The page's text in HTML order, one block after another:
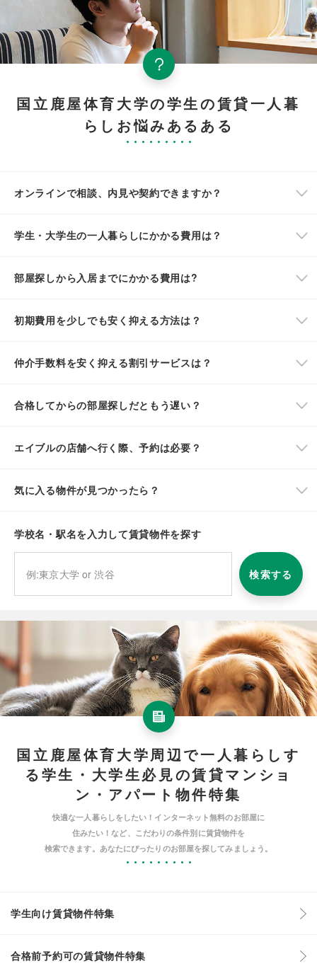
国立鹿屋体育大学の学生の賃貸一人暮
らしお悩みあるある
オンラインで相談、内見や契約できますか？
学生・大学生の一人暮らしにかかる費用は？
部屋探しから入居までにかかる費用は?
初期費用を少しでも安く抑える方法は？
仲介手数料を安く抑える割引サービスは？
合格してからの部屋探しだともう遅い？
エイブルの店舗へ行く際、予約は必要？
気に入る物件が見つかったら？
学校名・駅名を入力して賃貸物件を探す
検索する
国立鹿屋体育大学周辺で一人暮らしす
る学生・大学生必見の賃貸マンショ
ン・アパート物件特集
快適な一人暮らしをしたい！インターネット無料のお部屋に
住みたい！など、こだわりの条件別に賃貸物件を
検索できます。あなたにぴったりのお部屋を探してみましょう。
学生向け賃貸物件特集
合格前予約可の賃貸物件特集